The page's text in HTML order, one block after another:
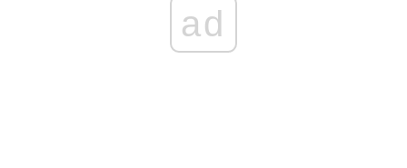
ad